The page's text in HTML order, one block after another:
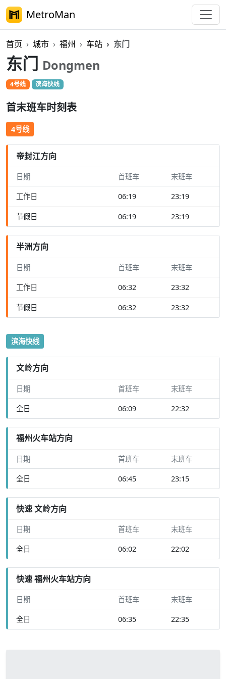
MetroMan
首页 城市 福州 车站 东门
东门 Dongmen
4号线 滨海快线
首末班车时刻表
4号线
帝封江方向
日期 首班车 末班车
工作日 06:19 23:19
节假日 06:19 23:19
半洲方向
日期 首班车 末班车
工作日 06:32 23:32
节假日 06:32 23:32
滨海快线
文岭方向
日期 首班车 末班车
全日 06:09 22:32
福州火车站方向
日期 首班车 末班车
全日 06:45 23:15
快速 文岭方向
日期 首班车 末班车
全日 06:02 22:02
快速 福州火车站方向
日期 首班车 末班车
全日 06:35 22:35